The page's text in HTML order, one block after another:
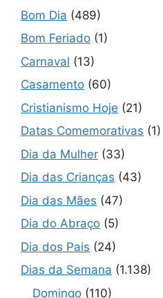
Bom Dia (489)
Bom Feriado (1)
Carnaval (13)
Casamento (60)
Cristianismo Hoje (21)
Datas Comemorativas (1)
Dia da Mulher (33)
Dia das Crianças (43)
Dia das Mães (47)
Dia do Abraço (5)
Dia dos Pais (24)
Dias da Semana (1.138)
Domingo (110)